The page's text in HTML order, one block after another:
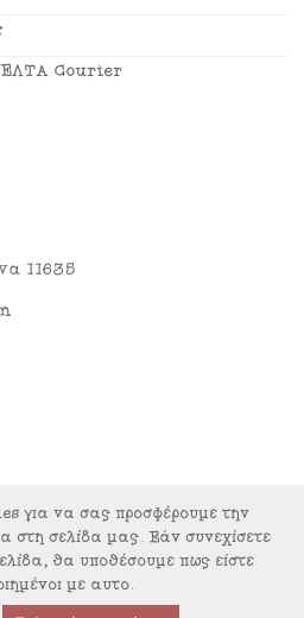
ΕΛΤΑ Courier
11635
για να σας προσφέρουμε την
στη σελίδα μας. Εάν συνεχίσετε
θα υποθέσουμε πως είστε
με αυτό.